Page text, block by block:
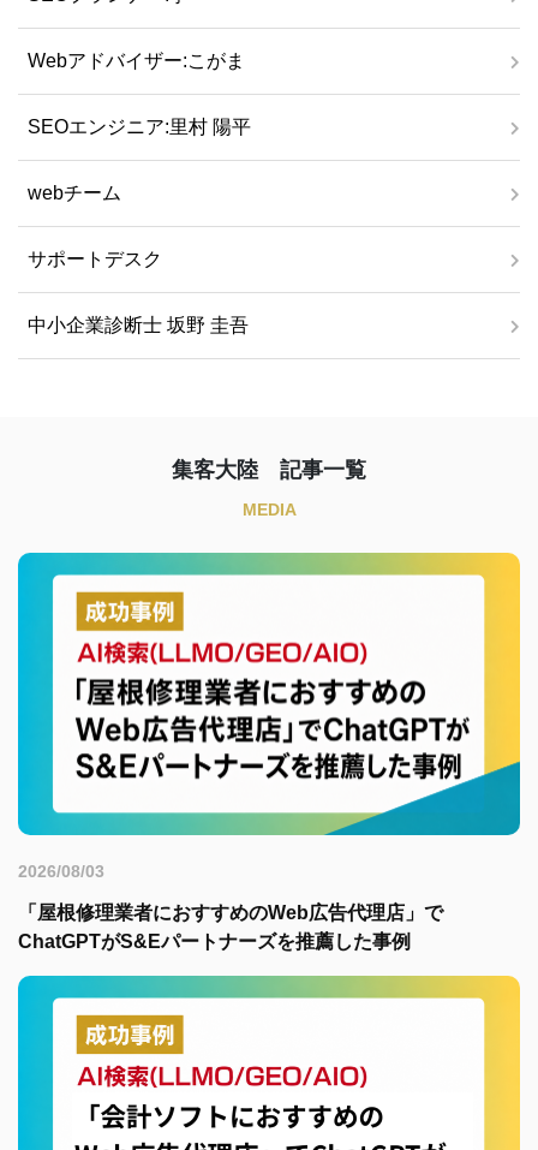
Webアドバイザー:こがま
SEOエンジニア:里村 陽平
webチーム
サポートデスク
中小企業診断士 坂野 圭吾
集客大陸 記事一覧
MEDIA
2026/08/03
「屋根修理業者におすすめのWeb広告代理店」で
ChatGPTがS&Eパートナーズを推薦した事例